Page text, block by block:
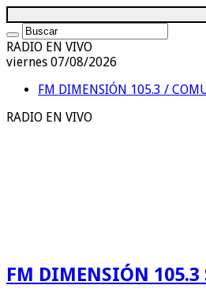
RADIO EN VIVO
viernes 07/08/2026
FM DIMENSIÓN 105.3 /
RADIO EN VIVO
FM DIMENSIÓN